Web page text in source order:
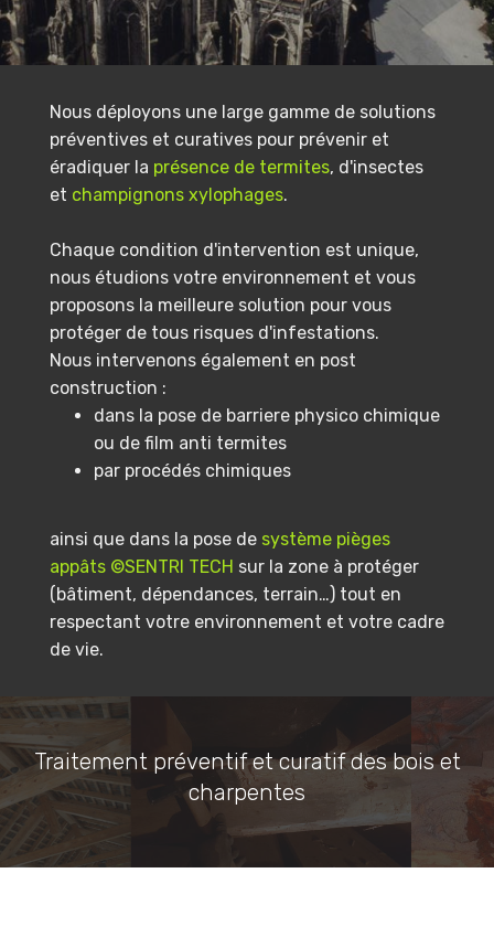
Nous déployons une large gamme de solutions
préventives et curatives pour prévenir et
éradiquer la présence de termites, d'insectes
et champignons xylophages.
Chaque condition d'intervention est unique,
nous étudions votre environnement et vous
proposons la meilleure solution pour vous
protéger de tous risques d'infestations.
Nous intervenons également en post
construction :
dans la pose de barriere physico chimique
ou de film anti termites
par procédés chimiques
ainsi que dans la pose de système pièges
appâts ©SENTRI TECH sur la zone à protéger
(bâtiment, dépendances, terrain…) tout en
respectant votre environnement et votre cadre
de vie.
Traitement préventif et curatif des bois et
charpentes